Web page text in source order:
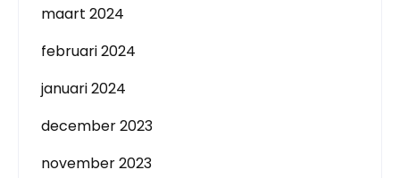
maart 2024
februari 2024
januari 2024
december 2023
november 2023